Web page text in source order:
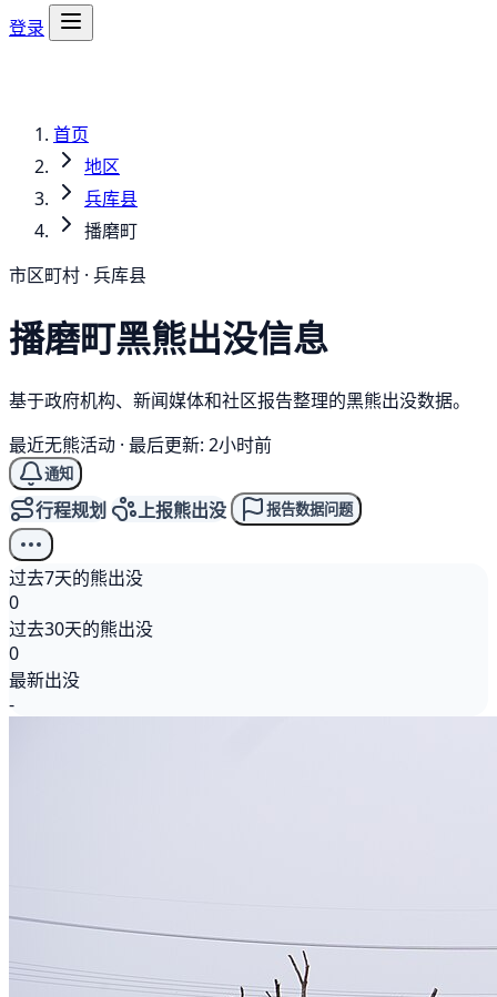
登录
首页
地区
兵库县
播磨町
市区町村 · 兵库县
播磨町黑熊出没信息
基于政府机构、新闻媒体和社区报告整理的黑熊出没数据。
最近无熊活动 · 最后更新: 2小时前
通知
行程规划 上报熊出没 报告数据问题
过去7天的熊出没
0
过去30天的熊出没
0
最新出没
-